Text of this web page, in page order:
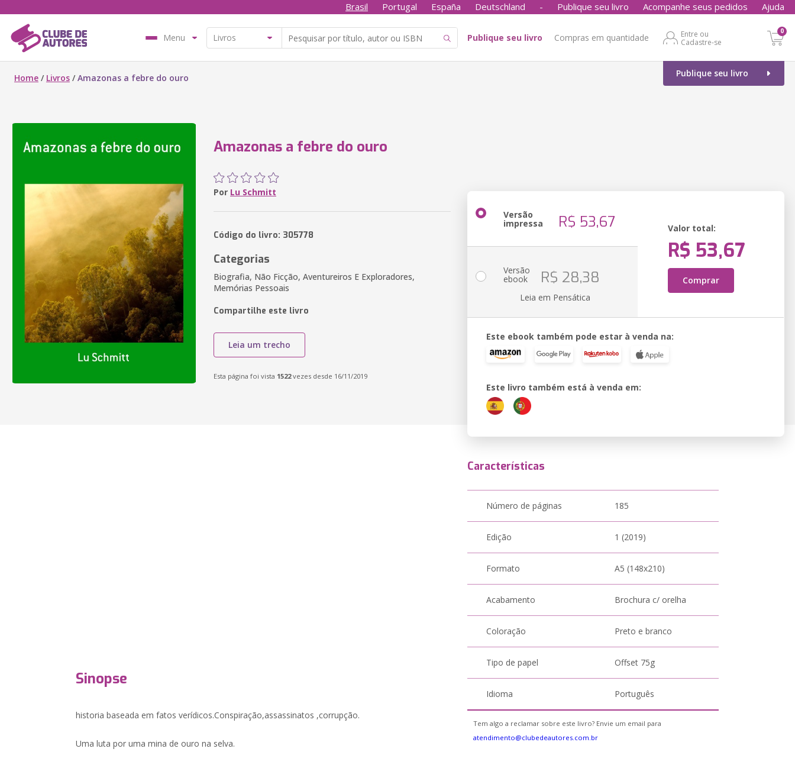
Brasil Portugal España Deutschland - Publique seu livro Acompanhe seus pedidos Ajuda
Menu Publique seu livro Compras em quantidade
Entre ou
Cadastre-se
0
Publique seu livro
Home / Livros /Amazonas a febre do ouro
Amazonas a febre do ouro
Por Lu Schmitt
Código do livro: 305778
Categorias
Biografia, Não Ficção, Aventureiros E Exploradores,
Memórias Pessoais
Compartilhe este livro
Leia um trecho
Esta página foi vista 1522vezes desde 16/11/2019
Versão
impressa R$ 53,67 Valor total:
R$ 53,67
Comprar
Versão
ebook R$ 28,38
Leia em Pensática
Este ebook também pode estar à venda na:
Este livro também está à venda em:
Sinopse
historia baseada em fatos verídicos.Conspiração,assassinatos ,corrupção.
Uma luta por uma mina de ouro na selva.
Características
Número de páginas 185
Edição 1 (2019)
Formato A5 (148x210)
Acabamento Brochura c/ orelha
Coloração Preto e branco
Tipo de papel Offset 75g
Idioma Português
Tem algo a reclamar sobre este livro? Envie um email para
atendimento@clubedeautores.com.br